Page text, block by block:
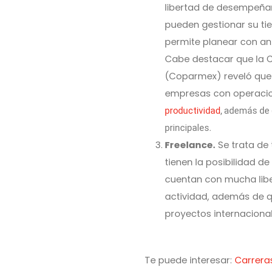
libertad de
pueden gestionar su
permite planear con
Cabe destacar que la
(Coparmex) reveló
empresas con
productividad, además
principales.
Freelance. Se trata
tienen la posibilidad
cuentan con mucha
actividad, además de
proyectos
Te puede interesar: